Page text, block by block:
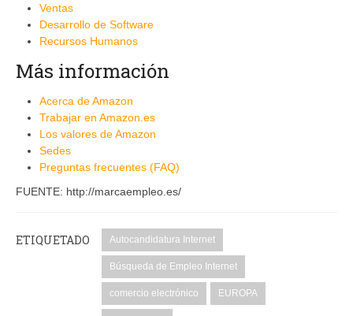
Ventas
Desarrollo de Software
Recursos Humanos
Más información
Acerca de Amazon
Trabajar en Amazon.es
Los valores de Amazon
Sedes
Preguntas frecuentes (FAQ)
FUENTE: http://marcaempleo.es/
ETIQUETADO Autocandidatura Internet
Búsqueda de Empleo Internet
comercio electrónico EUROPA